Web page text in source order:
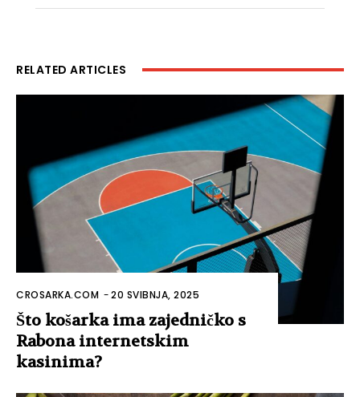
RELATED ARTICLES
CROSARKA.COM -20 SVIBNJA, 2025
Što košarka ima zajedničko s
Rabona internetskim
kasinima?